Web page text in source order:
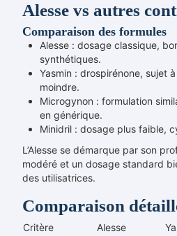
Alesse vs autres
Comparaison des formules
Alesse : dosage classique,
synthétiques.
Yasmin : drospirénone, sujet
moindre.
Microgynon : formulation
en générique.
Minidril : dosage plus faible,
L’Alesse se démarque par son
modéré et un dosage standard
des utilisatrices.
Comparaison
Critère Alesse